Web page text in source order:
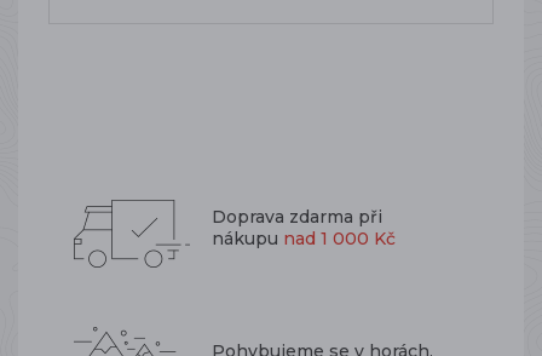
Doprava zdarma při
nákupu nad 1 000 Kč
Pohybujeme se v horách,